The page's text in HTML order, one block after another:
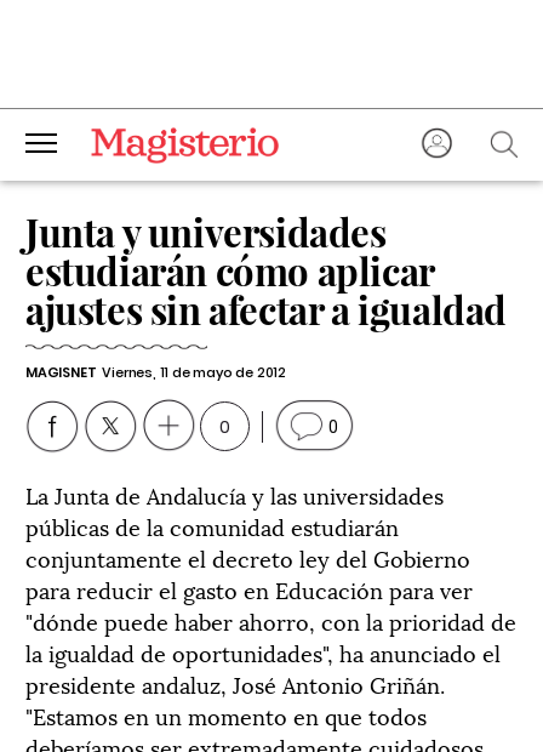
Junta y universidades
estudiarán cómo aplicar
ajustes sin afectar a igualdad
MAGISNET Viernes, 11 de mayo de 2012
0 0
La Junta de Andalucía y las universidades
públicas de la comunidad estudiarán
conjuntamente el decreto ley del Gobierno
para reducir el gasto en Educación para ver
"dónde puede haber ahorro, con la prioridad de
la igualdad de oportunidades", ha anunciado el
presidente andaluz, José Antonio Griñán.
"Estamos en un momento en que todos